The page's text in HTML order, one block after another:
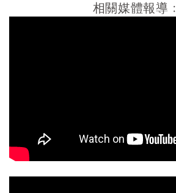
相關媒體報導﹕